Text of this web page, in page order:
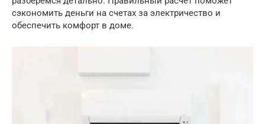
сэкономить деньги на счетах за электричество и
обеспечить комфорт в доме.